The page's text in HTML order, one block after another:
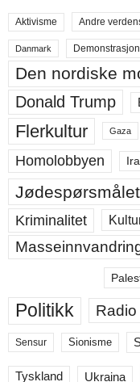
Aktivisme Andre
Danmark Demonstrasjon
Den nordiske
Donald Trump
Flerkultur Gaza
Homolobbyen
Jødespørsmålet
Kriminalitet
Politikk Radio
Sensur Sionisme
Tyskland Ukraina